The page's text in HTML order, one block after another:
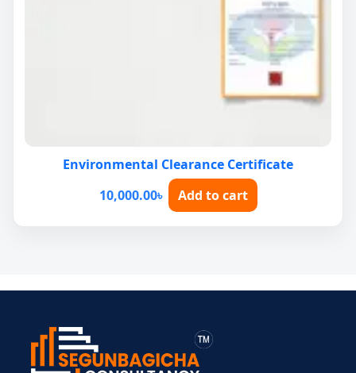
Environmental Clearance Certificate
10,000.00৳ Add to cart